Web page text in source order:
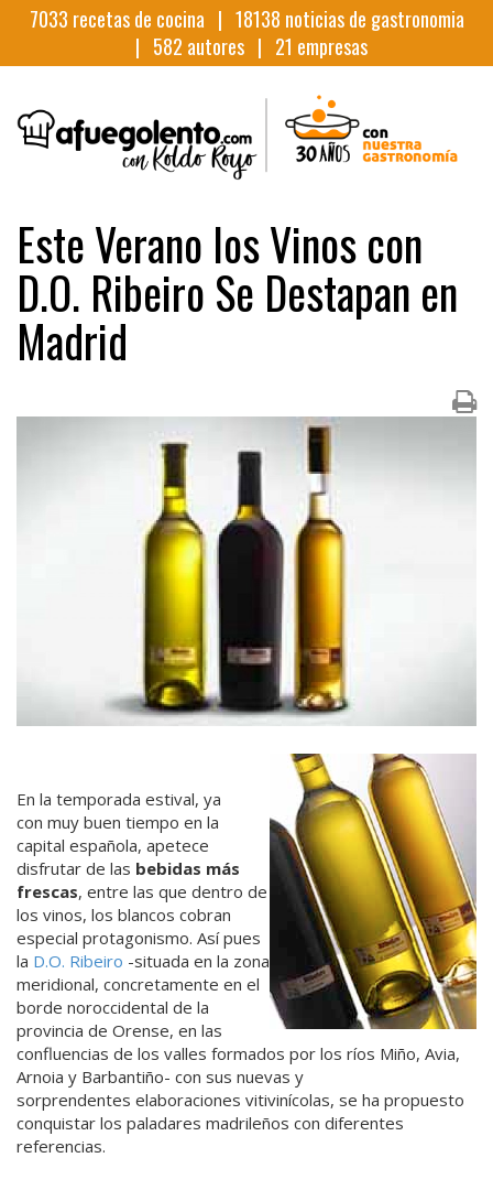
7033 recetas de cocina | 18138 noticias de gastronomia
| 582 autores | 21 empresas
Este Verano los Vinos con
D.O. Ribeiro Se Destapan en
Madrid
En la temporada estival, ya
con muy buen tiempo en la
capital española, apetece
disfrutar de las bebidas más
frescas, entre las que dentro de
los vinos, los blancos cobran
especial protagonismo. Así pues
la D.O. Ribeiro -situada en la zona
meridional, concretamente en el
borde noroccidental de la
provincia de Orense, en las
confluencias de los valles formados por los ríos Miño, Avia,
Arnoia y Barbantiño- con sus nuevas y
sorprendentes elaboraciones vitivinícolas, se ha propuesto
conquistar los paladares madrileños con diferentes
referencias.